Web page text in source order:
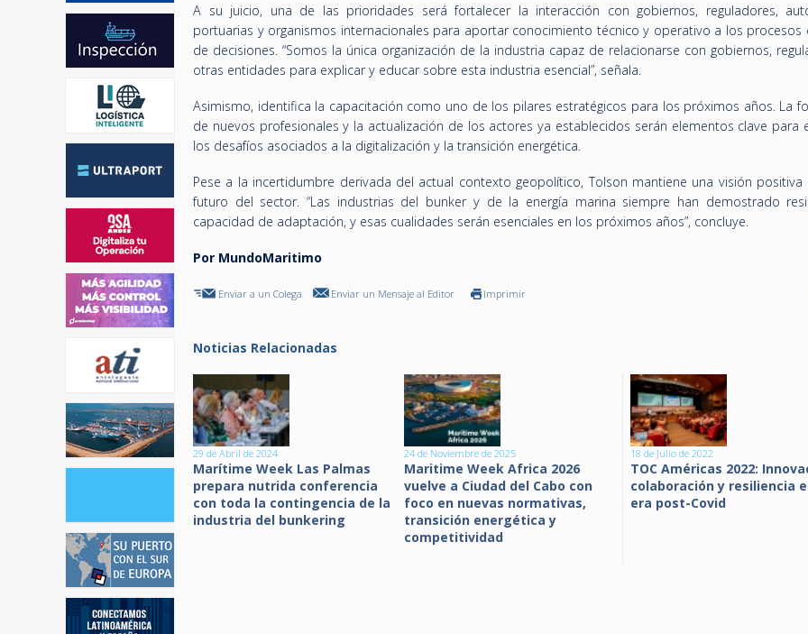
A su juicio, una de las prioridades será fortalecer la interacción con gobiernos, reguladores,
portuarias y organismos internacionales para aportar conocimiento técnico y operativo a los procesos
de decisiones. “Somos la única organización de la industria capaz de relacionarse con gobiernos,
otras entidades para explicar y educar sobre esta industria esencial”, señala.
Asimismo, identifica la capacitación como uno de los pilares estratégicos para los próximos años. La
de nuevos profesionales y la actualización de los actores ya establecidos serán elementos clave para
los desafíos asociados a la digitalización y la transición energética.
Pese a la incertidumbre derivada del actual contexto geopolítico, Tolson mantiene una visión positiva
futuro del sector. “Las industrias del bunker y de la energía marina siempre han demostrado
capacidad de adaptación, y esas cualidades serán esenciales en los próximos años”, concluye.
Por MundoMaritimo
Enviar a un Colega Enviar un Mensaje al Editor Imprimir
Noticias Relacionadas
29 de Abril de 2024
Marítime Week Las Palmas
prepara nutrida conferencia
con toda la contingencia de la
industria del bunkering
24 de Noviembre de 2025
Maritime Week Africa 2026
vuelve a Ciudad del Cabo con
foco en nuevas normativas,
transición energética y
competitividad
18 de Julio de 2022
TOC Américas 2022:
colaboración y resiliencia
era post-Covid